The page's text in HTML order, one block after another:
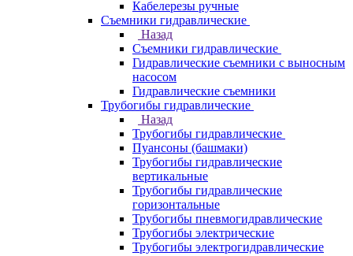
Кабелерезы ручные
Съемники гидравлические
Назад
Съемники гидравлические
Гидравлические cъемники с выносным
насосом
Гидравлические съемники
Трубогибы гидравлические
Назад
Трубогибы гидравлические
Пуансоны (башмаки)
Трубогибы гидравлические
вертикальные
Трубогибы гидравлические
горизонтальные
Трубогибы пневмогидравлические
Трубогибы электрические
Трубогибы электрогидравлические